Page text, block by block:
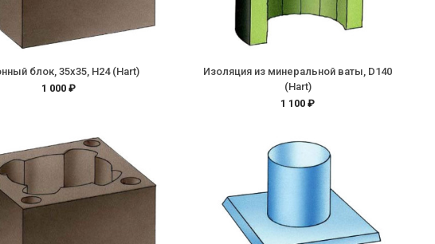
блок, 35х35, H24 (Hart)
1 000 ₽
Изоляция из минеральной ваты, D140
(Hart)
1 100 ₽